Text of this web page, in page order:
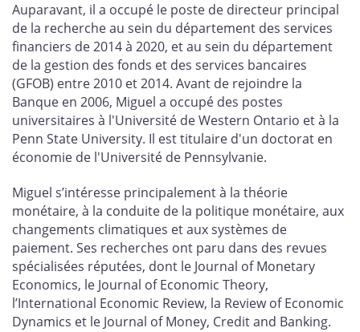
Auparavant, il a occupé le poste de directeur principal
de la recherche au sein du département des services
financiers de 2014 à 2020, et au sein du département
de la gestion des fonds et des services bancaires
(GFOB) entre 2010 et 2014. Avant de rejoindre la
Banque en 2006, Miguel a occupé des postes
universitaires à l'Université de Western Ontario et à la
Penn State University. Il est titulaire d'un doctorat en
économie de l'Université de Pennsylvanie.
Miguel s’intéresse principalement à la théorie
monétaire, à la conduite de la politique monétaire, aux
changements climatiques et aux systèmes de
paiement. Ses recherches ont paru dans des revues
spécialisées réputées, dont le Journal of Monetary
Economics, le Journal of Economic Theory,
l’International Economic Review, la Review of Economic
Dynamics et le Journal of Money, Credit and Banking.